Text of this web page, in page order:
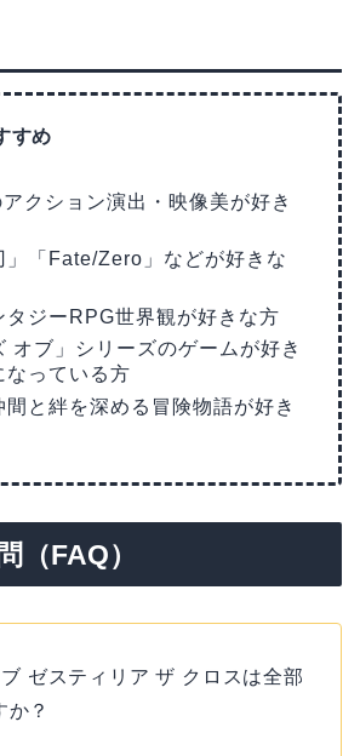
すめ
クション演出・映像美が好き
」「Fate/Zero」などが好きな
タジーRPG世界観が好きな方
オブ」シリーズのゲームが好き
なっている方
間と絆を深める冒険物語が好き
（FAQ）
ゼスティリア ザ クロスは全部
か？